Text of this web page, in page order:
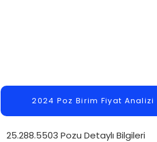
2024 Poz Birim Fiyat Analizi
25.288.5503 Pozu Detaylı Bilgileri